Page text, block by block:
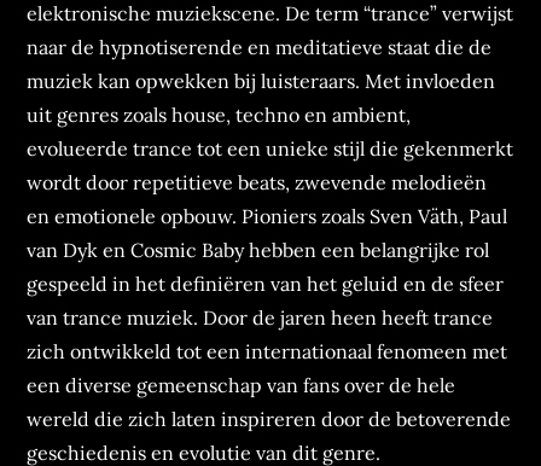
elektronische muziekscene. De term “trance” verwijst
naar de hypnotiserende en meditatieve staat die de
muziek kan opwekken bij luisteraars. Met invloeden
uit genres zoals house, techno en ambient,
evolueerde trance tot een unieke stijl die gekenmerkt
wordt door repetitieve beats, zwevende melodieën
en emotionele opbouw. Pioniers zoals Sven Väth, Paul
van Dyk en Cosmic Baby hebben een belangrijke rol
gespeeld in het definiëren van het geluid en de sfeer
van trance muziek. Door de jaren heen heeft trance
zich ontwikkeld tot een internationaal fenomeen met
een diverse gemeenschap van fans over de hele
wereld die zich laten inspireren door de betoverende
geschiedenis en evolutie van dit genre.